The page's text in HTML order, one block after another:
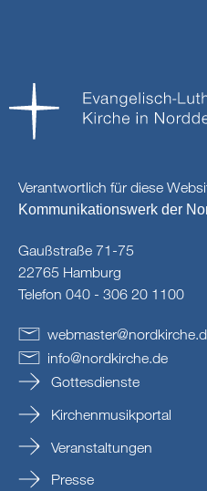
Verantwortlich für diese
Kommunikationswerk der
Gaußstraße 71-75
22765 Hamburg
Telefon 040 - 306 20 1100
webmaster@nordkirche.
info@nordkirche.de
Gottesdienste
Kirchenmusikportal
Veranstaltungen
Presse